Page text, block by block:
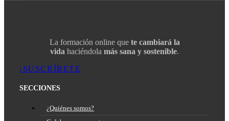
La formación online que te cambiará la
vida haciéndola más sana y sostenible.
¡SUSCRÍBETE
SECCIONES
¿Quiénes somos?